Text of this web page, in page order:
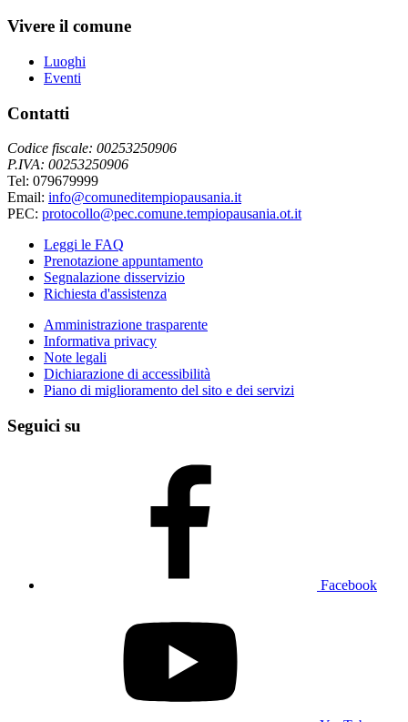
Vivere il comune
Luoghi
Eventi
Contatti
Codice fiscale: 00253250906
P.IVA: 00253250906
Tel: 079679999
Email: info@comuneditempiopausania.it
PEC: protocollo@pec.comune.tempiopausania.ot.it
Leggi le FAQ
Prenotazione appuntamento
Segnalazione disservizio
Richiesta d'assistenza
Amministrazione trasparente
Informativa privacy
Note legali
Dichiarazione di accessibilità
Piano di miglioramento del sito e dei servizi
Seguici su
Facebook